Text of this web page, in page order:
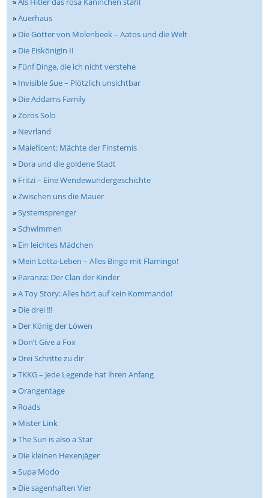
»Auerhaus
» Die Götter von Molenbeek – Aatos und die Welt
» Die Eiskönigin II
» Fünf Dinge, die ich nicht verstehe
» Invisible Sue – Plötzlich unsichtbar
» Die Addams Family
»Zoros Solo
» Nevrland
» Maleficent: Mächte der Finsternis
» Dora und die goldene Stadt
» Fritzi – Eine Wendewundergeschichte
»Zwischen uns die Mauer
»Systemsprenger
»Schwimmen
» Ein leichtes Mädchen
» Mein Lotta-Leben – Alles Bingo mit Flamingo!
» Paranza: Der Clan der Kinder
»A Toy Story: Alles hört auf kein Kommando!
» Die drei !!!
» Der König der Löwen
» Don’t Give a Fox
» Drei Schritte zu dir
»TKKG – Jede Legende hat ihren Anfang
»Orangentage
» Roads
» Mister Link
»The Sun is also a Star
» Die kleinen Hexenjäger
»Supa Modo
» Die sagenhaften Vier